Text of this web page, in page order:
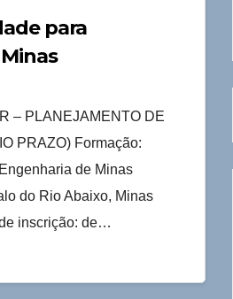
para
– PLANEJAMENTO DE
PRAZO) Formação:
de Minas
do Rio Abaixo, Minas
inscrição: de…